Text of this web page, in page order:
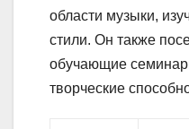
области музыки,
стили. Он также
обучающие
творческие